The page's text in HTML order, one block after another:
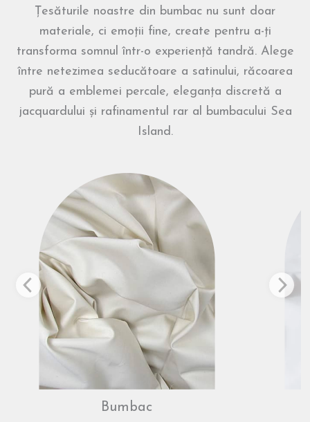
Țesăturile noastre din bumbac nu sunt doar
materiale, ci emoții fine, create pentru a-ți
transforma somnul într-o experiență tandră. Alege
între netezimea seducătoare a satinului, răcoarea
pură a emblemei percale, eleganța discretă a
jacquardului și rafinamentul rar al bumbacului Sea
Island.
Bumbac